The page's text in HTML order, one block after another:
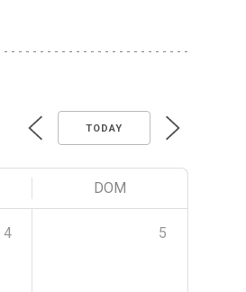
TODAY
DOM
4 5